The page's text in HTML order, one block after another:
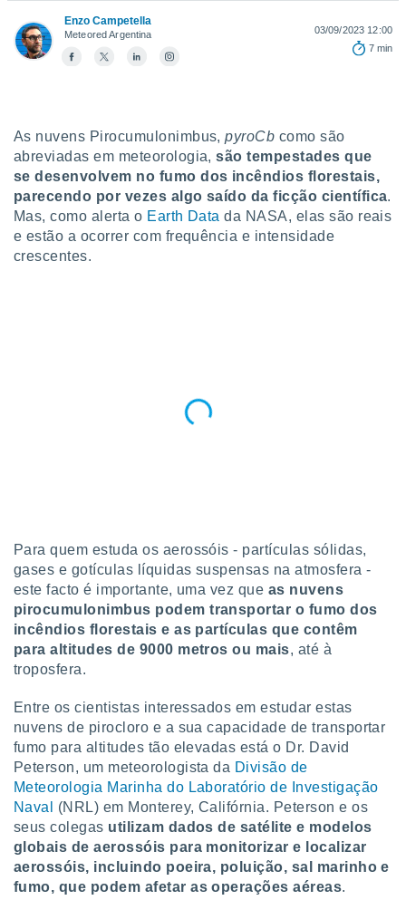
e
com
a
cookies
parte
para
navegação
não
o
ou
Pode
de
ao
através
Enzo Campetella
Meteored Argentina
03/09/2023 12:00
7 min
As nuvens Pirocumulonimbus,pyroCb como são
abreviadas em meteorologia,são tempestades que
se desenvolvem no fumo dos incêndios florestais,
parecendo por vezes algo saído da ficção científica.
Mas, como alerta o Earth Data da NASA, elas são reais
e estão a ocorrer com frequência e intensidade
crescentes.
Para quem estuda os aerossóis - partículas sólidas,
gases e gotículas líquidas suspensas na atmosfera -
este facto é importante, uma vez que as nuvens
pirocumulonimbus podem transportar o fumo dos
incêndios florestais e as partículas que contêm
para altitudes de 9000 metros ou mais, até à
troposfera.
Entre os cientistas interessados em estudar estas
nuvens de pirocloro e a sua capacidade de transportar
fumo para altitudes tão elevadas está o Dr. David
Peterson, um meteorologista da Divisão de
Meteorologia Marinha do Laboratório de Investigação
Naval
(NRL) em Monterey, Califórnia. Peterson e os
seus colegas utilizam dados de satélite e modelos
globais de aerossóis para monitorizar e localizar
aerossóis, incluindo poeira, poluição, sal marinho e
fumo, que podem afetar as operações aéreas.